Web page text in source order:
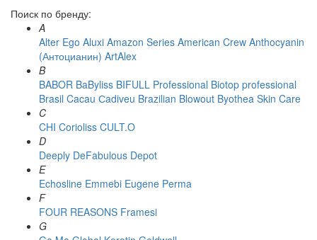
Поиск по бренду:
A
Alter Ego Aluxi Amazon Series American Crew Anthocyanin
(Антоцианин) ArtAlex
B
BABOR BaByliss BIFULL Professional Biotop professional
Brasil Cacau Сadiveu Brazilian Blowout Byothea Skin Care
C
CHI Corioliss CULT.O
D
Deeply DeFabulous Depot
E
Echosline Emmebi Eugene Perma
F
FOUR REASONS Framesi
G